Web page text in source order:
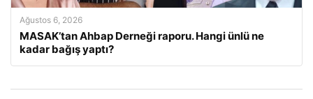
Ağustos 6, 2026
MASAK’tan Ahbap Derneği raporu. Hangi ünlü ne
kadar bağış yaptı?